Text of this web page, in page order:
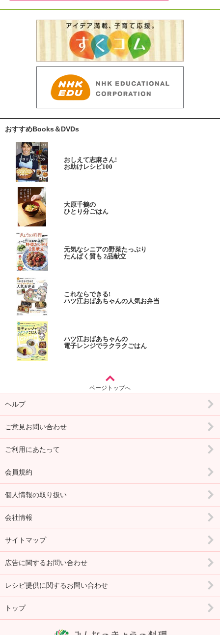
おすすめBooks＆DVDs
おしえて志麻さん!
お助けレシピ100
大原千鶴の
ひとり分ごはん
元気なシニアの野菜たっぷり
たんぱく質も 2品献立
これならできる!
ハツ江おばあちゃんの人気お弁当
ハツ江おばあちゃんの
電子レンジでラクラクごはん
ページトップへ
ヘルプ
ご意見お問い合わせ
ご利用にあたって
会員規約
個人情報の取り扱い
会社情報
サイトマップ
広告に関するお問い合わせ
レシピ提供に関するお問い合わせ
トップ